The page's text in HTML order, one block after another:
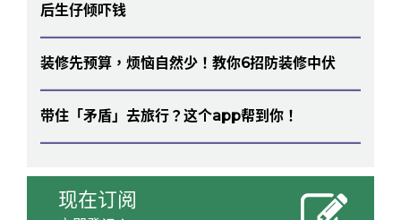
后生仔倾吓钱
装修先预算，烦恼自然少！教你6招防装修中伏
带住「矛盾」去旅行？这个app帮到你！
现在订阅